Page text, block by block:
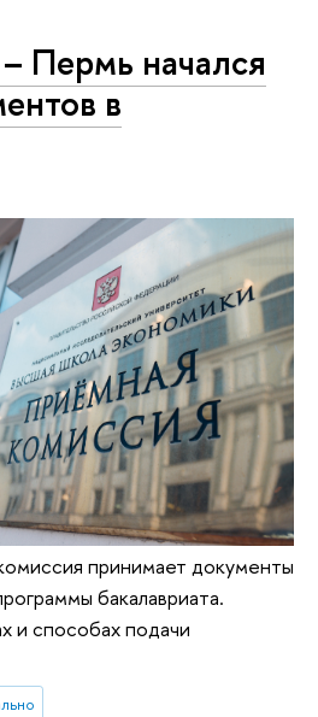
начался
в
принимает документы
бакалавриата.
и способах подачи